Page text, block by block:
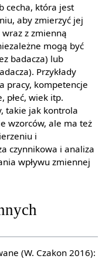
cecha, która jest
aby zmierzyć jej
z zmienną
mogą być
badacza) lub
Przykłady
pracy, kompetencje
płeć, wiek itp.
takie jak kontrola
wzorców, ale ma też
i
czynnikowa i analiza
wpływu zmiennej
(W. Czakon 2016):